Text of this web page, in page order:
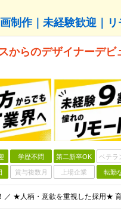
制作｜未経験歓迎｜
らのデザイナーデビ
学歴不問 第二新卒OK ベテラ
賞与複数月 上場企業 転勤